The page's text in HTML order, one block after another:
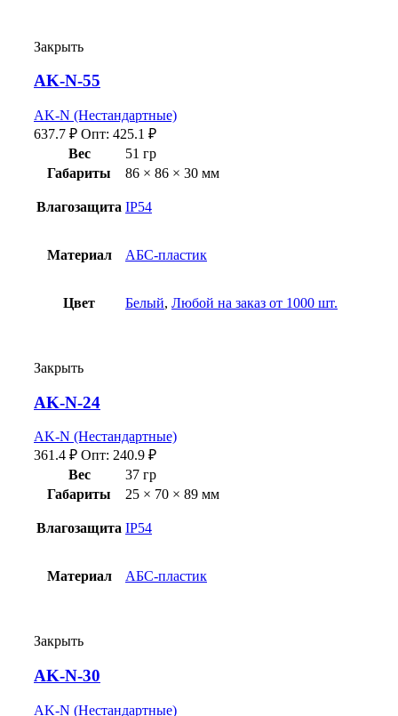
Закрыть
AK-N-55
AK-N (Нестандартные)
637.7 ₽ Опт: 425.1 ₽
Вес
51 гр
Габариты
86 × 86 × 30 мм
Влагозащита IP54
Материал АБС-пластик
Цвет Белый, Любой на заказ от 1000 шт.
Закрыть
AK-N-24
AK-N (Нестандартные)
361.4 ₽ Опт: 240.9 ₽
Вес
37 гр
Габариты
25 × 70 × 89 мм
Влагозащита IP54
Материал АБС-пластик
Закрыть
AK-N-30
AK-N (Нестандартные)